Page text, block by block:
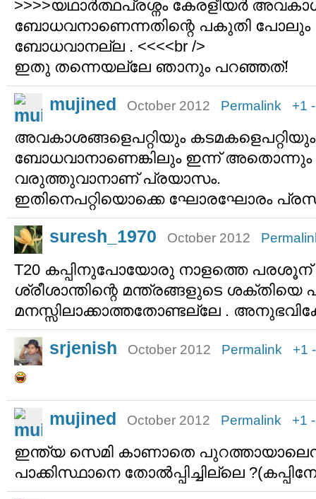
>>>>യഥാര്‍ത്ഥപ്രശ്നം കേരളീയര്‍
ബോധവനാണെന്നതിന്റെ പകുതി പോലും
ബോധവാനല്ല . <<<<br />
ഇതു തന്നെയല്ലേ ഞാനും പറഞ്ഞത്!
mujined October 2012 Permalink +1
അവകാശങ്ങളെപറ്റിയും കടമകളെപറ്റിയും
ബോധവാനാണെങ്കിലും ഇന്ന് അതൊന്നും
വരുത്തുവാനാണ് പ്രയാസം.
ഇതിനെപറ്റിയൊക്കെ ഘോരഘോരം
suresh_1970 October 2012
T20 കപ്പിനുപോയോരു നാളത്തെ പരശൂന്
ശ്രീശാന്തിന്റെ മന്ത്രങ്ങളുടെ ശക്തിയെ
മനസ്സിലാക്കാത്തതോണ്ടല്ലേ .
srjenish October 2012 Permalink +1
mujined October 2012 Permalink +1
ഇന്ത്യ സെമി കാണാതെ
പാക്കിസ്ഥാനെ തോല്‍പ്പിച്ചില്ലെ